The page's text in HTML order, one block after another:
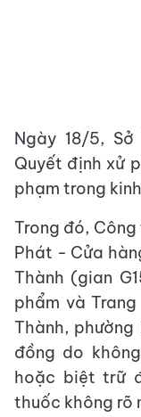
Ngày 18/5,
Quyết định xử
phạm trong
Trong đó, Công
Phát - Cửa
Thành (gian
phẩm và
Thành,
đồng do
hoặc biệt trữ
thuốc không rõ